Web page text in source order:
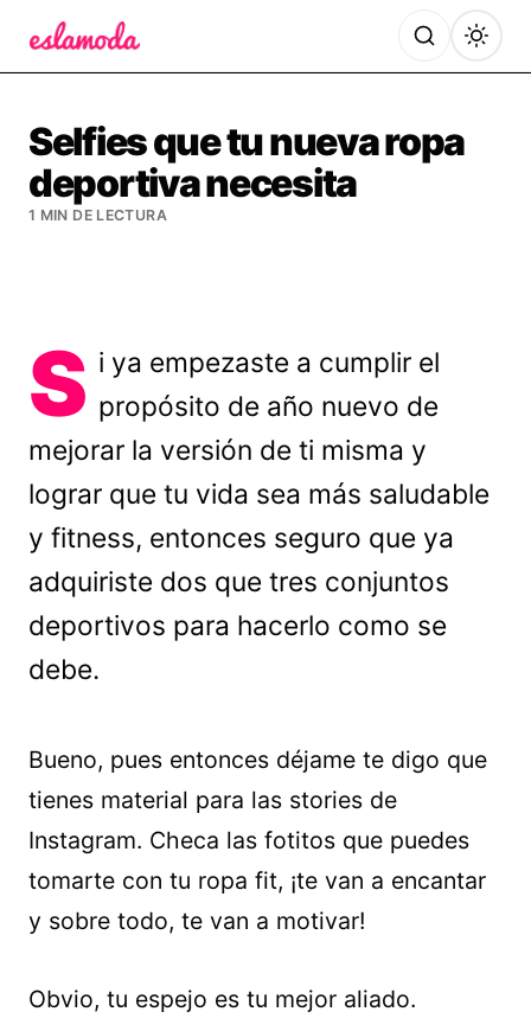
Selfies que tu nueva ropa
deportiva necesita
1 MIN DE LECTURA
S i ya empezaste a cumplir el
propósito de año nuevo de
mejorar la versión de ti misma y
lograr que tu vida sea más saludable
y fitness, entonces seguro que ya
adquiriste dos que tres conjuntos
deportivos para hacerlo como se
debe.
Bueno, pues entonces déjame te digo que
tienes material para las stories de
Instagram. Checa las fotitos que puedes
tomarte con tu ropa fit, ¡te van a encantar
y sobre todo, te van a motivar!
Obvio, tu espejo es tu mejor aliado.